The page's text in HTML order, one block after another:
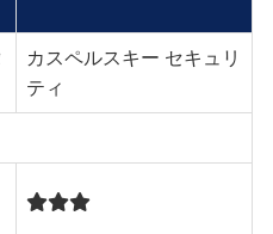
カスペルスキー セキュリ
ティ